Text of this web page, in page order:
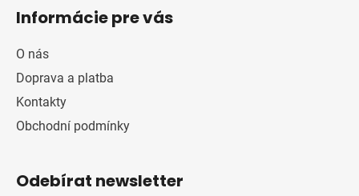
Informácie pre vás
O nás
Doprava a platba
Kontakty
Obchodní podmínky
Odebírat newsletter